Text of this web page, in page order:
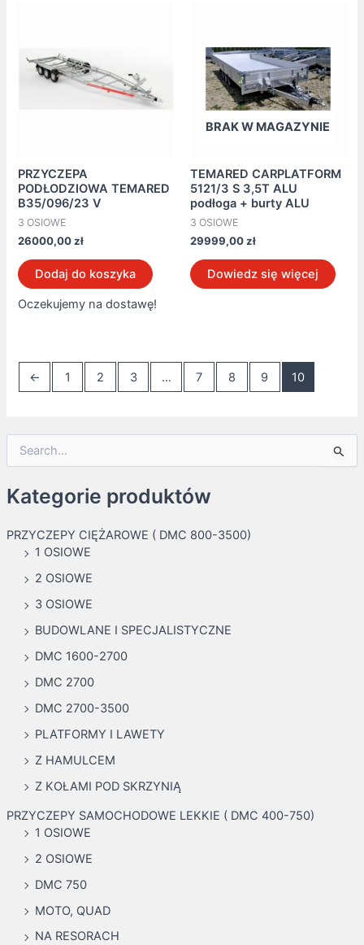
e
h
Kategorie produktów
PRZYCZEPY CIĘŻAROWE ( DMC 800-3500)
1 OSIOWE
2 OSIOWE
3 OSIOWE
BUDOWLANE I SPECJALISTYCZNE
DMC 1600-2700
DMC 2700
DMC 2700-3500
PLATFORMY I LAWETY
Z HAMULCEM
Z KOŁAMI POD SKRZYNIĄ
PRZYCZEPY SAMOCHODOWE LEKKIE ( DMC 400-750)
1 OSIOWE
2 OSIOWE
DMC 750
MOTO, QUAD
NA RESORACH
PRZYCZEPA
PODŁODZIOWA TEMARED
B35/096/23 V
3 OSIOWE
26000,00zł
Dodaj do koszyka
Oczekujemy na dostawę!
BRAK W MAGAZYNIE
TEMARED CARPLATFORM
5121/3 S 3,5T ALU
podłoga + burty ALU
3 OSIOWE
29999,00zł
Dowiedz się więcej
← 1 2 3 … 7 8 9 10